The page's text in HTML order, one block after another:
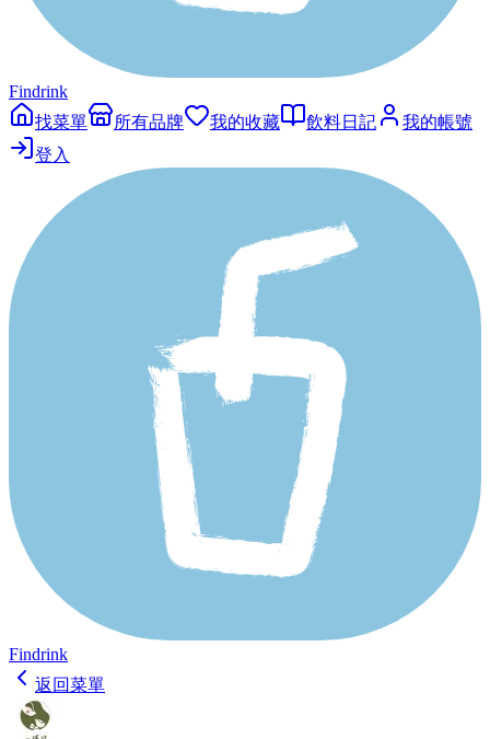
Findrink
找菜單
所有品牌 我的收藏 飲料日記
我的帳號
登入
Findrink
返回菜單